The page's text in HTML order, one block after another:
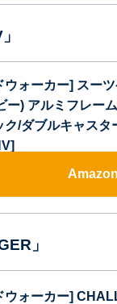
ウォーカー] スー
ー) アルミフレー
ク/ダブルキャスタ
」
ウォーカー]